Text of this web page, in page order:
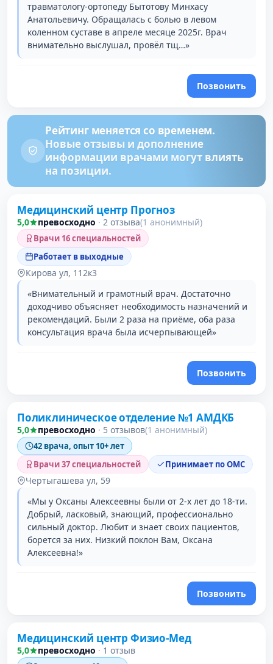
травматологу-ортопеду Бытотову Минхасу
Анатольевичу. Обращалась с болью в левом
коленном суставе в апреле месяце 2025г. Врач
внимательно выслушал, провёл тщ…»
Позвонить
Рейтинг меняется со временем.
Новые отзывы и дополнение
информации врачами могут влиять
на позиции.
Медицинский центр Прогноз
5,0 превосходно · 2 отзыва(1 анонимный)
Врачи 16 специальностей
Работает в выходные
Кирова ул, 112к3
«Внимательный и грамотный врач. Достаточно
доходчиво объясняет необходимость назначений и
рекомендаций. Были 2 раза на приёме, оба раза
консультация врача была исчерпывающей»
Позвонить
Поликлиническое отделение №1 АМДКБ
5,0 превосходно · 5 отзывов(1 анонимный)
42 врача, опыт 10+ лет
Врачи 37 специальностей
Принимает по ОМС
Чертыгашева ул, 59
«Мы у Оксаны Алексеевны были от 2-х лет до 18-ти.
Добрый, ласковый, знающий, профессионально
сильный доктор. Любит и знает своих пациентов,
борется за них. Низкий поклон Вам, Оксана
Алексеевна!»
Позвонить
Медицинский центр Физио-Мед
5,0 превосходно · 1 отзыв